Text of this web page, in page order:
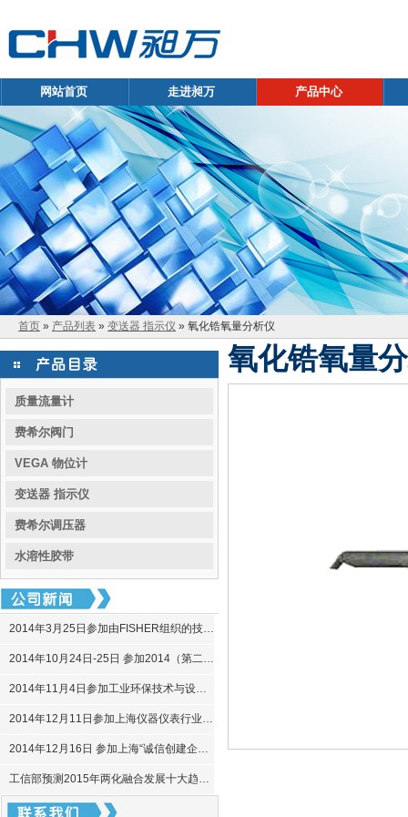
网站首页 走进昶万 产品中心
首页 » 产品列表 » 变送器 指示仪 » 氧化锆氧量分析仪
质量流量计
费希尔阀门
VEGA 物位计
变送器 指示仪
费希尔调压器
水溶性胶带
2014年3月25日参加由FISHER组织的技术交流会
2014年10月24日-25日 参加2014（第二届）中国环保技术与产业发展 推进会
2014年11月4日参加工业环保技术与设备展现场系列交流会
2014年12月11日参加上海仪器仪表行业协会会议
2014年12月16日 参加上海“诚信创建企业”轮训
工信部预测2015年两化融合发展十大趋势（2015-2-3）
氧化锆氧量